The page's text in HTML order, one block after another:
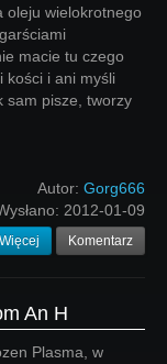
oleju wielokrotnego
macie tu czego
kości i ani myśli
sam pisze, tworzy
Autor: Gorg666
2012-01-09
Więcej Komentarz
An H
Plasma, w